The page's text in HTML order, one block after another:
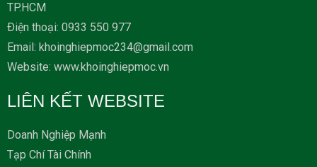
TP.HCM
Ðiện thoại: 0933 550 977
Email: khoinghiepmoc234@gmail.com
Website: www.khoinghiepmoc.vn
LIÊN KẾT WEBSITE
Doanh Nghiệp Mạnh
Tạp Chí Tài Chính